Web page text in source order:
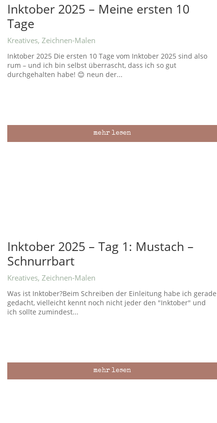
Inktober 2025 – Meine ersten 10
Tage
Kreatives, Zeichnen-Malen
Inktober 2025 Die ersten 10 Tage vom Inktober 2025 sind also
rum – und ich bin selbst überrascht, dass ich so gut
durchgehalten habe! 😊 neun der...
mehr lesen
Inktober 2025 – Tag 1: Mustach –
Schnurrbart
Kreatives, Zeichnen-Malen
Was ist Inktober?Beim Schreiben der Einleitung habe ich gerade
gedacht, vielleicht kennt noch nicht jeder den "Inktober" und
ich sollte zumindest...
mehr lesen